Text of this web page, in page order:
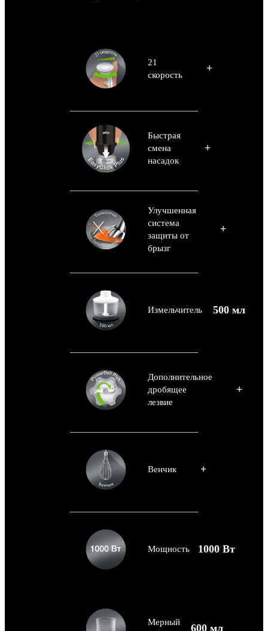
21
скорость
+
Быстрая
смена
насадок
+
Улучшенная
система
защиты от
брызг
+
Измельчитель 500 мл
Дополнительное
дробящее
лезвие
+
Венчик +
Мощность 1000 Вт
Мерный
600 мл